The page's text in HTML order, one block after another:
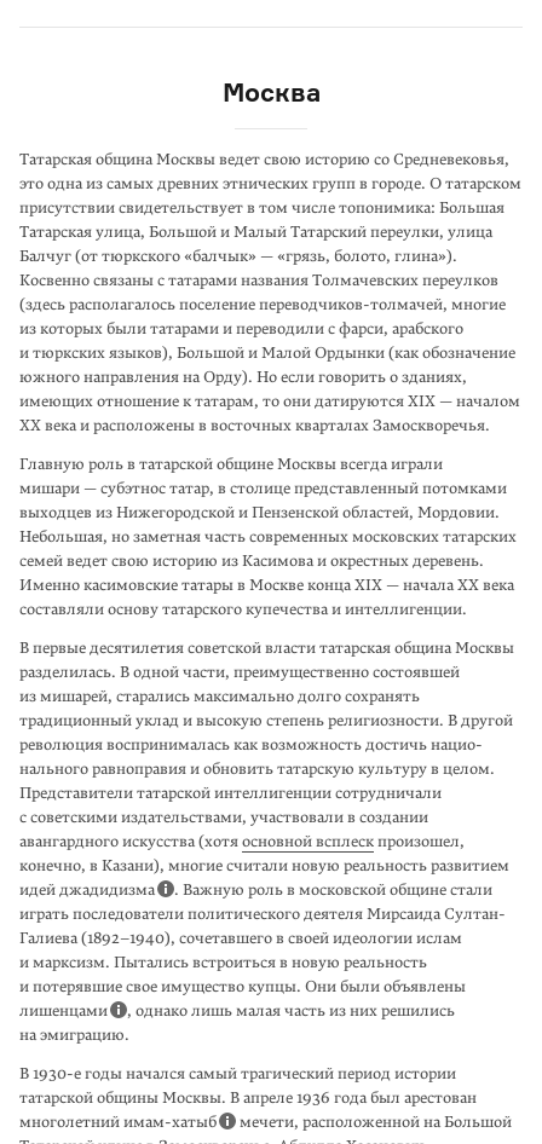
Москва
Татарская община Москвы ведет свою историю со Средневековья,
это одна из самых древних этнических групп в городе. О татарском
присутствии свидетельствует в том числе топонимика: Большая
Татарская улица, Большой и Малый Татарский переулки, улица
Балчуг (от тюркского «балчык» — «грязь, болото, глина»).
Косвенно связаны с татарами названия Толмачевских переулков
(здесь располагалось поселение переводчиков-толмачей, многие
из которых были татарами и переводили с фарси, арабского
и тюркских языков), Большой и Малой Ордынки (как обозначение
южного направления на Орду). Но если говорить о зданиях,
имеющих отношение к татарам, то они датируются XIX — началом
XX века и расположены в восточных кварталах Замоскворечья.
Главную роль в татарской общине Москвы всегда играли
мишари — субэтнос татар, в столице представленный потомками
выходцев из Нижегородской и Пензенской областей, Мордовии.
Небольшая, но заметная часть современных московских татарских
семей ведет свою историю из Касимова и окрестных деревень.
Именно касимовские татары в Москве конца XIX — начала XX века
составляли основу татарского купечества и интеллигенции.
В первые десятилетия советской власти татарская община Москвы
разделилась. В одной части, преимущественно состоявшей
из мишарей, старались мак­симально долго сохранять
традиционный уклад и высокую степень религиоз­ности. В другой
революция воспринималась как возможность достичь нацио­
нального равноправия и обновить татарскую культуру в целом.
Представители татарской интеллигенции сотрудничали
с советскими издательствами, уча­ствовали в создании
авангардного искусства (хотяосновной всплескпроизо­шел,
конечно, в Казани), многие считали новую реальность развитием
идей джадидизма
. Важную роль в московской общине стали
играть последователи политического деятеля Мирсаида Султан-
Галиева (1892–1940), сочетавшего в своей идеологии ислам
и марксизм. Пытались встроиться в новую реальность
и потерявшие свое имущество купцы. Они были объявлены
лишенцами
, однако лишь малая часть из них решились
на эмиграцию.
В 1930-е годы начался самый трагический период истории
татарской общины Москвы. В апреле 1936 года был арестован
многолетний имам-хатыб
мечети, расположенной на Большой